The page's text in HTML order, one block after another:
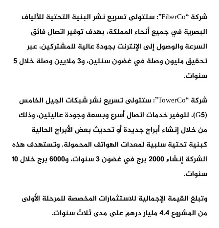
شركة “FiberCo”: ستتولى تسريع نشر البنية التحتية للألياف
البصرية في جميع أنحاء المملكة، بهدف توفير اتصال فائق
السرعة والوصول إلى الإنترنت بجودة عالية للمشتركين، عبر
تحقيق مليون وصلة في غضون سنتين، و3 ملايين وصلة خلال 5
سنوات.
شركة “TowerCo”: ستتولى تسريع نشر شبكات الجيل الخامس
(G5)، لتوفير خدمات اتصال أسرع وبسعة وجودة عاليتين، وذلك
من خلال إنشاء أبراج جديدة أو تحديث بعض الأبراج الحالية
كبنية تحتية سلبية لمعدات الهواتف المحمولة. وتستهدف هذه
الشركة إنشاء 2000 برج في غضون 3 سنوات، و6000 برج خلال 10
سنوات.
وتبلغ القيمة الإجمالية للاستثمارات المخصصة للمرحلة الأولى
من المشروع 4.4 مليار درهم على مدى ثلاث سنوات.